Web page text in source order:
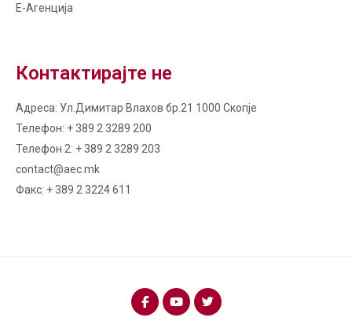
Е-Агенција
Контактирајте не
Адреса: Ул.Димитар Влахов бр.21 1000 Скопје
Телефон: + 389 2 3289 200
Телефон 2: + 389 2 3289 203
contact@aec.mk
Факс: + 389 2 3224 611